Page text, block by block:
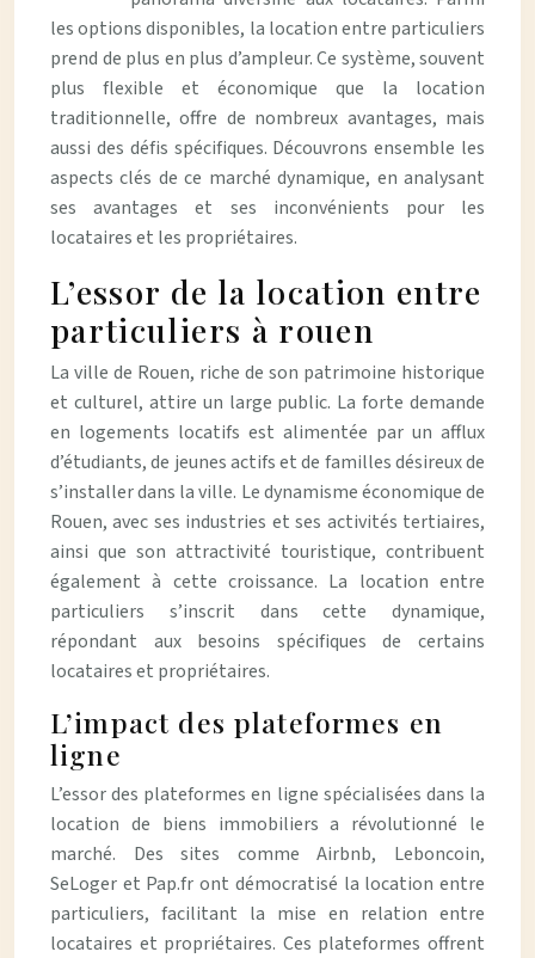
les options disponibles, la location entre particuliers
prend de plus en plus d’ampleur. Ce système, souvent
plus flexible et économique que la location
traditionnelle, offre de nombreux avantages, mais
aussi des défis spécifiques. Découvrons ensemble les
aspects clés de ce marché dynamique, en analysant
ses avantages et ses inconvénients pour les
locataires et les propriétaires.
L’essor de la location entre
particuliers à rouen
La ville de Rouen, riche de son patrimoine historique
et culturel, attire un large public. La forte demande
en logements locatifs est alimentée par un afflux
d’étudiants, de jeunes actifs et de familles désireux de
s’installer dans la ville. Le dynamisme économique de
Rouen, avec ses industries et ses activités tertiaires,
ainsi que son attractivité touristique, contribuent
également à cette croissance. La location entre
particuliers s’inscrit dans cette dynamique,
répondant aux besoins spécifiques de certains
locataires et propriétaires.
L’impact des plateformes en
ligne
L’essor des plateformes en ligne spécialisées dans la
location de biens immobiliers a révolutionné le
marché. Des sites comme Airbnb, Leboncoin,
SeLoger et Pap.fr ont démocratisé la location entre
particuliers, facilitant la mise en relation entre
locataires et propriétaires. Ces plateformes offrent